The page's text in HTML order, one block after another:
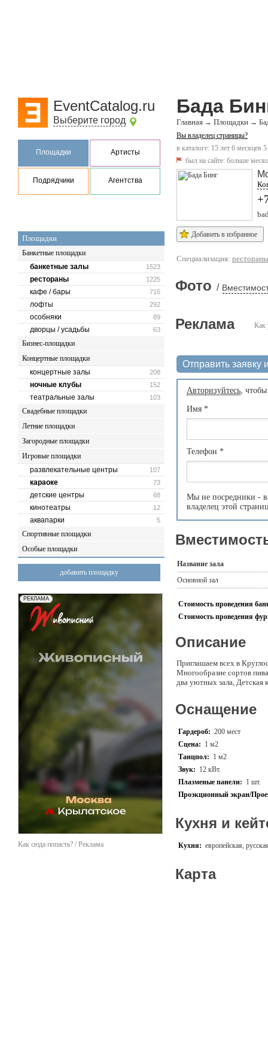
EventCatalog.ru
Выберите город
Площадки Артисты
Подрядчики Агентства
Площадки
Банкетные площадки
1523
банкетные залы
1225
рестораны
715
кафе / бары
292
лофты
89
особняки
63
дворцы / усадьбы
Бизнес-площадки
Концертные площадки
208
концертные залы
152
ночные клубы
103
театральные залы
Свадебные площадки
Летние площадки
Загородные площадки
Игровые площадки
107
развлекательные центры
73
караоке
68
детские центры
12
кинотеатры
5
аквапарки
Спортивные площадки
Особые площадки
добавить площадку
Как сюда попасть? / Реклама
Бада
Главная → Площадки →
Вы владелец страницы?
в каталоге: 15 лет 6 месяцев
был на сайте: больше
Добавить в избранное
Специализация: рестораны
Фото /
Как
Реклама
Отправить заявку
Авторизуйтесь,
Имя *
Телефон *
Мы не посредники -
владелец этой
Название зала
Основной зал
Стоимость проведения
Стоимость проведения
Описание
Приглашаем всех в
Многообразие сортов
два уютных зала, Детская
Оснащение
Гардероб: 200 мест
Сцена: 1 м2
Танцпол: 1 м2
Звук: 12 кВт.
Плазменые панели: 1 шт.
Проэкционный экран/
Кухня и
Кухня: европейская,
Карта